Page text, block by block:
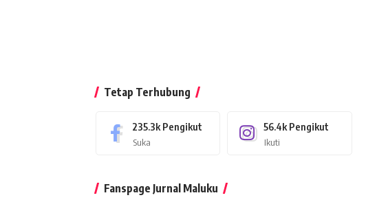
Tetap Terhubung
235.3k Pengikut
Suka
56.4k Pengikut
Ikuti
Fanspage Jurnal Maluku